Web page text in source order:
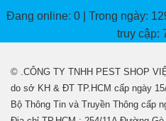
Đang online: 0 | Trong ngày:
truy cập:
© .CÔNG TY TNHH PEST SHOP
do sở KH & ĐT TP.HCM cấp ngày
Bộ Thông Tin và Truyền Thông cấp